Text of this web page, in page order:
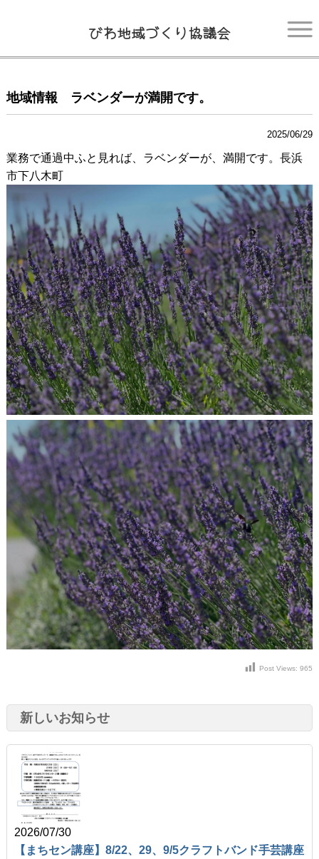
びわ地域づくり協議会
お知らせ
あじさいホール
屋外運動場照明施設
CONTACT
求人情報
プライバシーポリシー
地域情報 ラベンダーが満開です。
2025/06/29
業務で通過中ふと見れば、ラベンダーが、満開です。長浜
市下八木町
Post Views: 965
新しいお知らせ
2026/07/30
【まちセン講座】8/22、29、9/5クラフトバンド手芸講座